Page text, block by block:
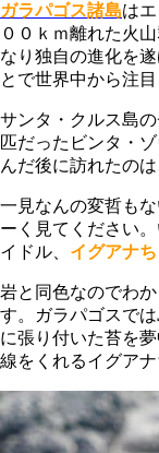
ガラパゴス諸島は
００ｋｍ離れた火
なり独自の進化を
とで世界中から注目
サンタ・クルス島
匹だったビンタ・ゾ
んだ後に訪れたのは
一見なんの変哲も
ーく見てください
イドル、 イグアナ
岩と同色なのでわ
す。ガラパゴスで
に張り付いた苔を
線をくれるイグア